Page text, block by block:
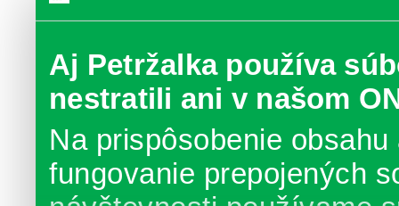
Aj Petržalka používa
nestratili ani v našom
Na prispôsobenie
fungovanie prepojených